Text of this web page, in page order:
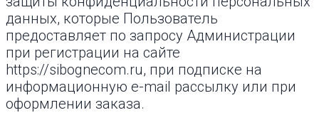
данных, которые Пользователь
предоставляет по запросу Администрации
при регистрации на сайте
https://sibognecom.ru, при подписке на
информационную e-mail рассылку или при
оформлении заказа.